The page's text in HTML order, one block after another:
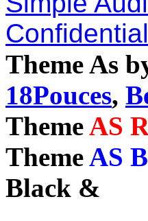
Theme As
18Pouces,
ThemeAS
ThemeAS
Black &